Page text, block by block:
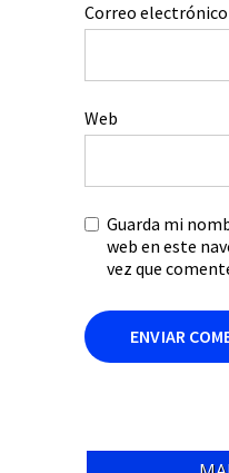
Correo electrónico
Web
Guarda mi
web en este
vez que